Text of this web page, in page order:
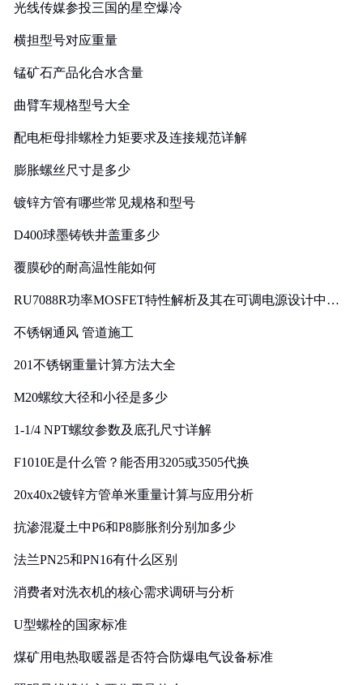
光线传媒参投三国的星空爆冷
横担型号对应重量
锰矿石产品化合水含量
曲臂车规格型号大全
配电柜母排螺栓力矩要求及连接规范详解
膨胀螺丝尺寸是多少
镀锌方管有哪些常见规格和型号
D400球墨铸铁井盖重多少
覆膜砂的耐高温性能如何
RU7088R功率MOSFET特性解析及其在可调电源设计中的
不锈钢通风 管道施工
201不锈钢重量计算方法大全
M20螺纹大径和小径是多少
1-1/4 NPT螺纹参数及底孔尺寸详解
F1010E是什么管？能否用3205或3505代换
20x40x2镀锌方管单米重量计算与应用分析
抗渗混凝土中P6和P8膨胀剂分别加多少
法兰PN25和PN16有什么区别
消费者对洗衣机的核心需求调研与分析
U型螺栓的国家标准
煤矿用电热取暖器是否符合防爆电气设备标准